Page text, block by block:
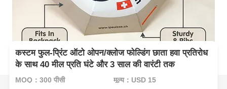
कस्टम फुल-प्रिंट ऑटो ओपन/क्लोज फोल्डिंग छाता हवा प्रतिरोध
के साथ 40 मील प्रति घंटे और 3 साल की वारंटी तक
MOQ：300 पीसी मूल्य：USD 15